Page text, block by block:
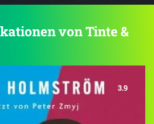
von Tinte &
3.9